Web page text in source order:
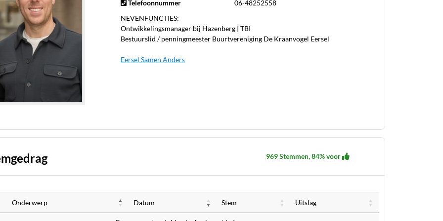
Telefoonnummer
06-48252558
NEVENFUNCTIES:
Ontwikkelingsmanager bij Hazenberg | TBI
Bestuurslid / penningmeester Buurtvereniging De Kraanvogel Eersel
Eersel Samen Anders
969 Stemmen, 84% voor
Onderwerp Datum Stem Uitslag